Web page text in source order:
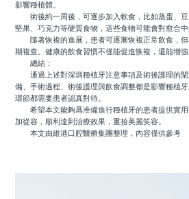
影響種植體。
術後約一周後，可逐步加入軟食，比如蒸蛋、豆
堅果、巧克力等硬質食物，這些食物可能會對愈合中
隨著恢複的進展，患者可逐漸恢複正常飲食，但
期複查。健康的飲食習慣不僅能促進恢複，還能增強
總結：
通過上述對深圳種植牙注意事項及術後護理的闡
備、手術過程、術後護理與飲食調整都是影響種植
環節都需要患者認真對待。
希望本文能夠爲准備進行種植牙的患者提供實用
加從容，順利達到治療效果，重拾美麗笑容。
本文由維港口腔醫療集團整理，內容僅供參考